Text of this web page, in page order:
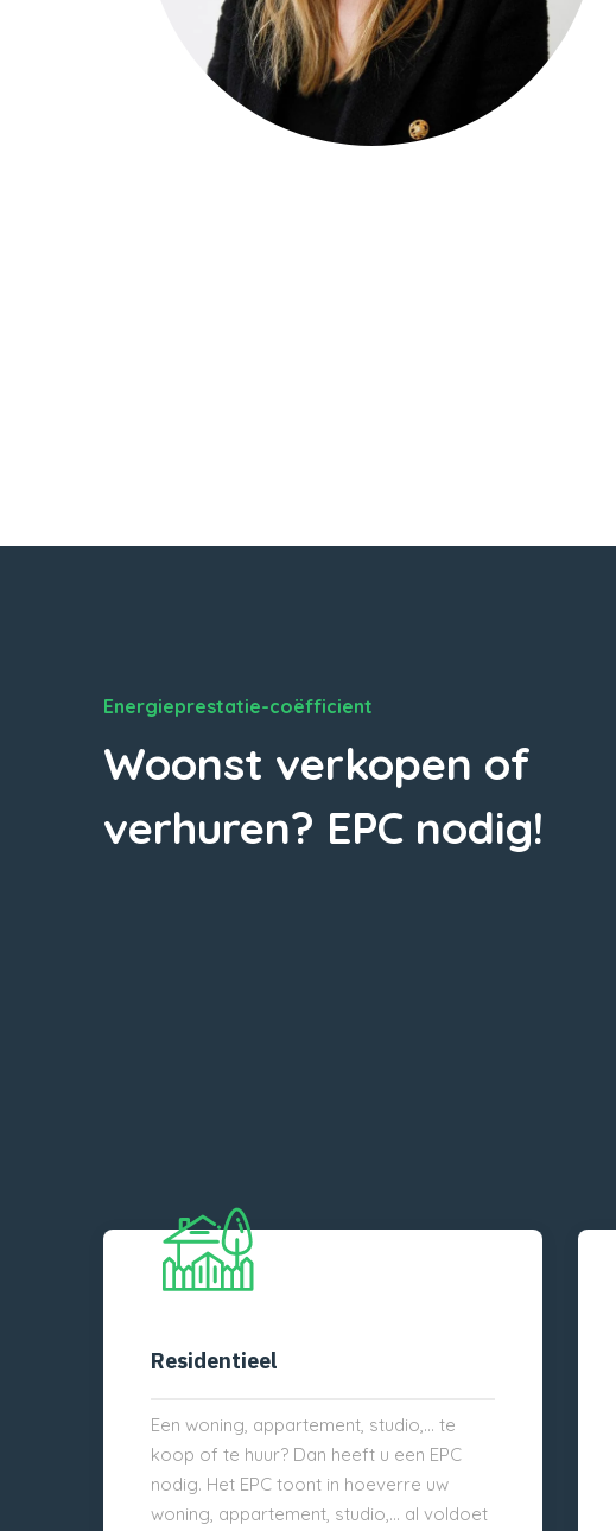
Energieprestatie-coëfficient
Woonst verkopen of
verhuren? EPC nodig!
Residentieel
Een woning, appartement, studio,… te
koop of te huur? Dan heeft u een EPC
nodig. Het EPC toont in hoeverre uw
woning, appartement, studio,… al voldoet